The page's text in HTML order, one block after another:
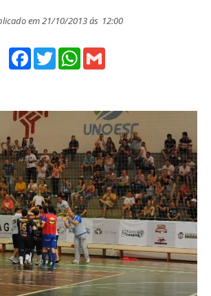
em 21/10/2013 ás 12:00
Facebook
TwitterWhatsApp